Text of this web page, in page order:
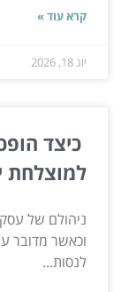
קרא עוד »
יונ 18, 2026
כיצד
למוצלחת
ניהולם של
וכאשר מדובר
לנסות...